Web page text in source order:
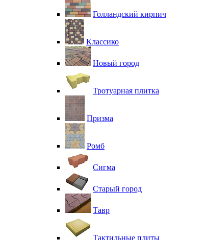
Голландский кирпич
Классико
Новый город
Тротуарная плитка
Призма
Ромб
Сигма
Старый город
Тавр
Тактильные плиты